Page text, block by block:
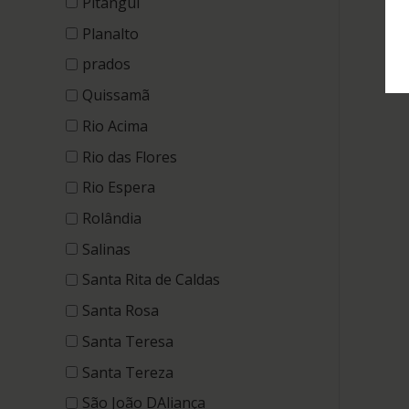
Planalto
prados
Quissamã
Rio Acima
Rio das Flores
Rio Espera
Rolândia
Salinas
Santa Rita de Caldas
Santa Rosa
Santa Teresa
Santa Tereza
São João DAliança